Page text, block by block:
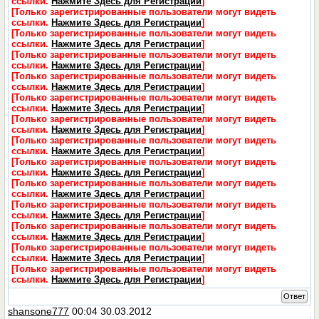
[Только зарегистрированные пользователи могут видеть
ссылки. Нажмите Здесь для Регистрации]
[Только зарегистрированные пользователи могут видеть
ссылки. Нажмите Здесь для Регистрации]
[Только зарегистрированные пользователи могут видеть
ссылки. Нажмите Здесь для Регистрации]
[Только зарегистрированные пользователи могут видеть
ссылки. Нажмите Здесь для Регистрации]
[Только зарегистрированные пользователи могут видеть
ссылки. Нажмите Здесь для Регистрации]
[Только зарегистрированные пользователи могут видеть
ссылки. Нажмите Здесь для Регистрации]
[Только зарегистрированные пользователи могут видеть
ссылки. Нажмите Здесь для Регистрации]
[Только зарегистрированные пользователи могут видеть
ссылки. Нажмите Здесь для Регистрации]
[Только зарегистрированные пользователи могут видеть
ссылки. Нажмите Здесь для Регистрации]
[Только зарегистрированные пользователи могут видеть
ссылки. Нажмите Здесь для Регистрации]
[Только зарегистрированные пользователи могут видеть
ссылки. Нажмите Здесь для Регистрации]
[Только зарегистрированные пользователи могут видеть
ссылки. Нажмите Здесь для Регистрации]
[Только зарегистрированные пользователи могут видеть
ссылки. Нажмите Здесь для Регистрации]
Ответ
shansone777 00:04 30.03.2012